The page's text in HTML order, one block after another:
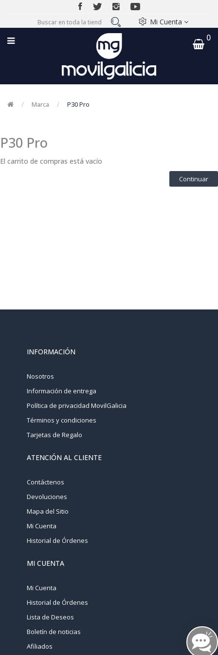
Mi Cuenta
0
Marca P30 Pro
P30 Pro
El carrito de compras está vacío
Continuar
INFORMACIÓN
Nosotros
Información de entrega
Política de privacidad MovilGalicia
Términos y condiciones
Tarjetas de Regalo
ATENCIÓN AL CLIENTE
Contáctenos
Devoluciones
Mapa del Sitio
Mi Cuenta
Historial de Órdenes
MI CUENTA
Mi Cuenta
Historial de Órdenes
Lista de Deseos
Boletín de noticias
Afiliados